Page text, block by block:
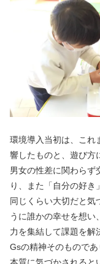
環境導入当初は、これ
響したものと、遊び方
男女の性差に関わらず
り、また「自分の好き
同じくらい大切だと気
うに誰かの幸せを想い
力を集結して課題を解
Gsの精神そのもので
本質に気づかされると